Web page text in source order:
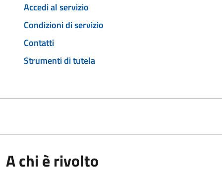
Accedi al servizio
Condizioni di servizio
Contatti
Strumenti di tutela
A chi è rivolto